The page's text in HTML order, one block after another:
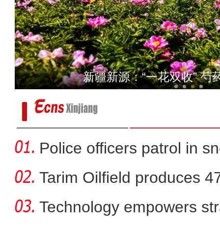
玉石上的珐
新疆新源：“一花双收” 芍
Police officers patrol in
Tarim Oilfield produces
Technology empowers